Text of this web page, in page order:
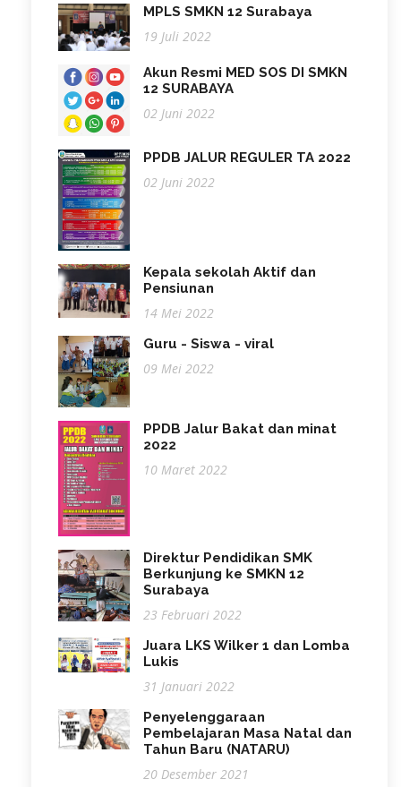
MPLS SMKN 12 Surabaya
19 Juli 2022
Akun Resmi MED SOS DI SMKN
12 SURABAYA
02 Juni 2022
PPDB JALUR REGULER TA 2022
02 Juni 2022
Kepala sekolah Aktif dan
Pensiunan
14 Mei 2022
Guru - Siswa - viral
09 Mei 2022
PPDB Jalur Bakat dan minat
2022
10 Maret 2022
Direktur Pendidikan SMK
Berkunjung ke SMKN 12
Surabaya
23 Februari 2022
Juara LKS Wilker 1 dan Lomba
Lukis
31 Januari 2022
Penyelenggaraan
Pembelajaran Masa Natal dan
Tahun Baru (NATARU)
20 Desember 2021